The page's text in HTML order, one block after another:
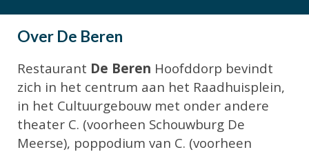
Over De Beren
Restaurant De Beren Hoofddorp bevindt
zich in het centrum aan het Raadhuisplein,
in het Cultuurgebouw met onder andere
theater C. (voorheen Schouwburg De
Meerse), poppodium van C. (voorheen